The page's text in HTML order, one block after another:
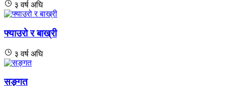
३ वर्ष अघि
फ्याउरो र बाख्री
३ वर्ष अघि
सङ्गत